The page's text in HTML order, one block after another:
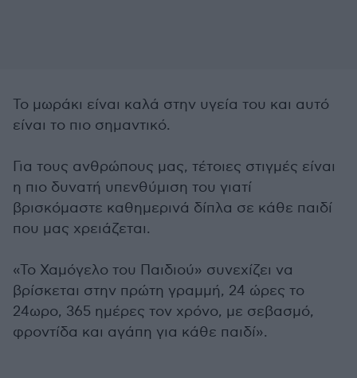
Το μωράκι είναι καλά στην υγεία του και αυτό
είναι το πιο σημαντικό.
Για τους ανθρώπους μας, τέτοιες στιγμές είναι
η πιο δυνατή υπενθύμιση του γιατί
βρισκόμαστε καθημερινά δίπλα σε κάθε παιδί
που μας χρειάζεται.
«Το Χαμόγελο του Παιδιού» συνεχίζει να
βρίσκεται στην πρώτη γραμμή, 24 ώρες το
24ωρο, 365 ημέρες τον χρόνο, με σεβασμό,
φροντίδα και αγάπη για κάθε παιδί».